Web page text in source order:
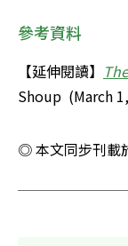
參考資料
【延伸閱讀】
Shoup  (March
◎ 本文同步刊載